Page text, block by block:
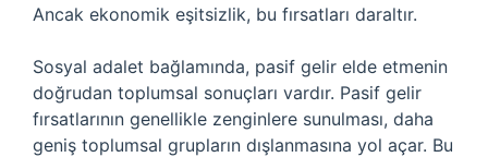
Ancak ekonomik eşitsizlik, bu fırsatları daraltır.
Sosyal adalet bağlamında, pasif gelir elde etmenin
doğrudan toplumsal sonuçları vardır. Pasif gelir
fırsatlarının genellikle zenginlere sunulması, daha
geniş toplumsal grupların dışlanmasına yol açar. Bu